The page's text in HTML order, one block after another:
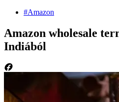
#Amazon
Amazon wholesale
Indiából